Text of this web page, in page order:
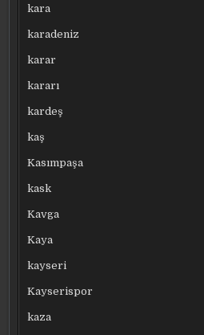
kara
karadeniz
karar
kararı
kardeş
kaş
Kasımpaşa
kask
Kavga
Kaya
kayseri
Kayserispor
kaza